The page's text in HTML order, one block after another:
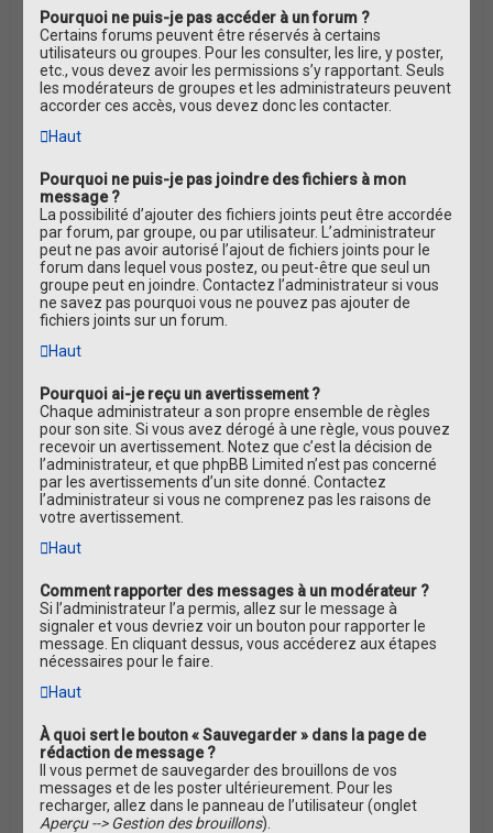
Pourquoi ne puis-je pas accéder à un forum ?
Certains forums peuvent être réservés à certains
utilisateurs ou groupes. Pour les consulter, les lire, y poster,
etc., vous devez avoir les permissions s’y rapportant. Seuls
les modérateurs de groupes et les administrateurs peuvent
accorder ces accès, vous devez donc les contacter.
Haut
Pourquoi ne puis-je pas joindre des fichiers à mon
message ?
La possibilité d’ajouter des fichiers joints peut être accordée
par forum, par groupe, ou par utilisateur. L’administrateur
peut ne pas avoir autorisé l’ajout de fichiers joints pour le
forum dans lequel vous postez, ou peut-être que seul un
groupe peut en joindre. Contactez l’administrateur si vous
ne savez pas pourquoi vous ne pouvez pas ajouter de
fichiers joints sur un forum.
Haut
Pourquoi ai-je reçu un avertissement ?
Chaque administrateur a son propre ensemble de règles
pour son site. Si vous avez dérogé à une règle, vous pouvez
recevoir un avertissement. Notez que c’est la décision de
l’administrateur, et que phpBB Limited n’est pas concerné
par les avertissements d’un site donné. Contactez
l’administrateur si vous ne comprenez pas les raisons de
votre avertissement.
Haut
Comment rapporter des messages à un modérateur ?
Si l’administrateur l’a permis, allez sur le message à
signaler et vous devriez voir un bouton pour rapporter le
message. En cliquant dessus, vous accéderez aux étapes
nécessaires pour le faire.
Haut
À quoi sert le bouton « Sauvegarder » dans la page de
rédaction de message ?
Il vous permet de sauvegarder des brouillons de vos
messages et de les poster ultérieurement. Pour les
recharger, allez dans le panneau de l’utilisateur (onglet
Aperçu --> Gestion des brouillons).